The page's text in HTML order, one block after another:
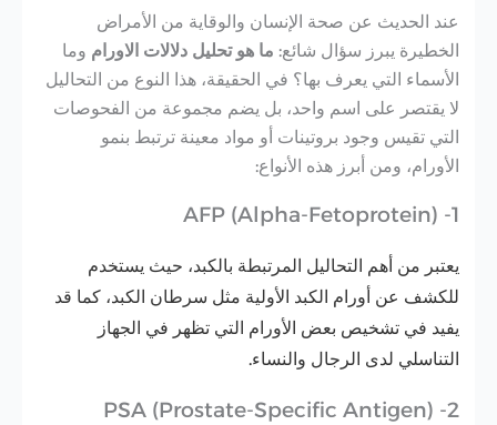
عند الحديث عن صحة الإنسان والوقاية من الأمراض
الخطيرة يبرز سؤال شائع: ما هو تحليل دلالات الاورام وما
الأسماء التي يعرف بها؟ في الحقيقة، هذا النوع من التحاليل
لا يقتصر على اسم واحد، بل يضم مجموعة من الفحوصات
التي تقيس وجود بروتينات أو مواد معينة ترتبط بنمو
الأورام، ومن أبرز هذه الأنواع:
1- AFP (Alpha-Fetoprotein)
يعتبر من أهم التحاليل المرتبطة بالكبد، حيث يستخدم
للكشف عن أورام الكبد الأولية مثل سرطان الكبد، كما قد
يفيد في تشخيص بعض الأورام التي تظهر في الجهاز
التناسلي لدى الرجال والنساء.
2- PSA (Prostate-Specific Antigen)